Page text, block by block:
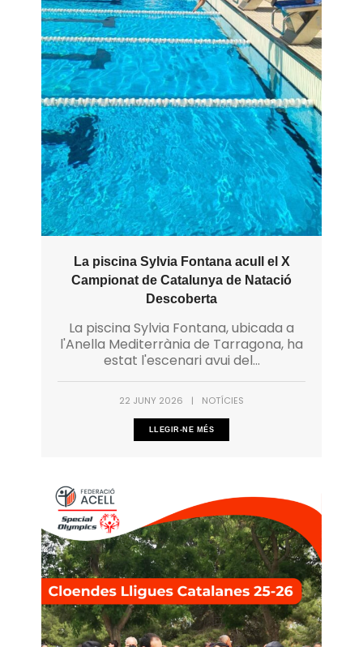
La piscina Sylvia Fontana acull el X
Campionat de Catalunya de Natació
Descoberta
La piscina Sylvia Fontana, ubicada a
l'Anella Mediterrània de Tarragona, ha
estat l'escenari avui del...
22 JUNY 2026 | NOTÍCIES
LLEGIR-NE MÉS